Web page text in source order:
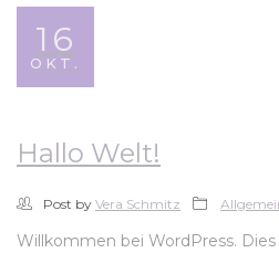
16
OKT.
Hallo Welt!
Post by Vera Schmitz
Willkommen bei WordPress.